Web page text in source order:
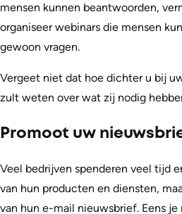
mensen kunnen beantwoorden,
organiseer webinars die mensen
gewoon vragen.
Vergeet niet dat hoe dichter u bij
zult weten over wat zij nodig
Promoot uw
Veel bedrijven spenderen veel tijd
van hun producten en diensten,
van hun e-mail nieuwsbrief. Eens